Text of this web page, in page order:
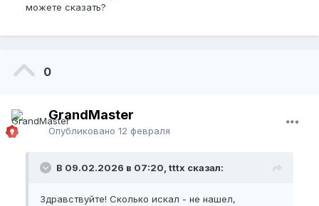
можете сказать?
0
GrandMaster
Опубликовано 12 февраля
В 09.02.2026 в 07:20, tttx сказал:
Здравствуйте! Сколько искал - не нашел,